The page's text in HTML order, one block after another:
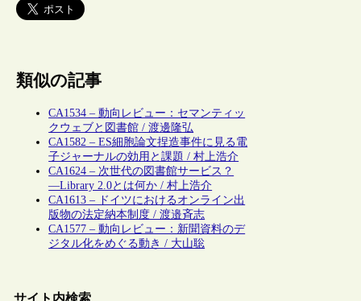
類似の記事
CA1534 – 動向レビュー：セマンティッ
クウェブと図書館 / 渡邊隆弘
CA1582 – ES細胞論文捏造事件に見る電
子ジャーナルの効用と課題 / 村上浩介
CA1624 – 次世代の図書館サービス？
―Library 2.0とは何か / 村上浩介
CA1613 – ドイツにおけるオンライン出
版物の法定納本制度 / 渡邉斉志
CA1577 – 動向レビュー：新聞資料のデ
ジタル化をめぐる動き / 大山聡